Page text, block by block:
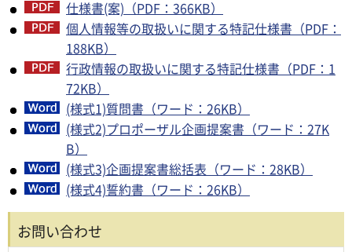
仕様書(案)（PDF：366KB）
個人情報等の取扱いに関する特記仕様書（PDF：
188KB）
行政情報の取扱いに関する特記仕様書（PDF：1
72KB）
(様式1)質問書（ワード：26KB）
(様式2)プロポーザル企画提案書（ワード：27K
B）
(様式3)企画提案書総括表（ワード：28KB）
(様式4)誓約書（ワード：26KB）
お問い合わせ